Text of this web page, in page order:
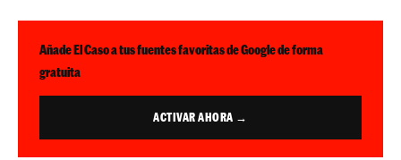
Añade El Caso a tus fuentes favoritas de Google de forma
gratuita
ACTIVAR AHORA →